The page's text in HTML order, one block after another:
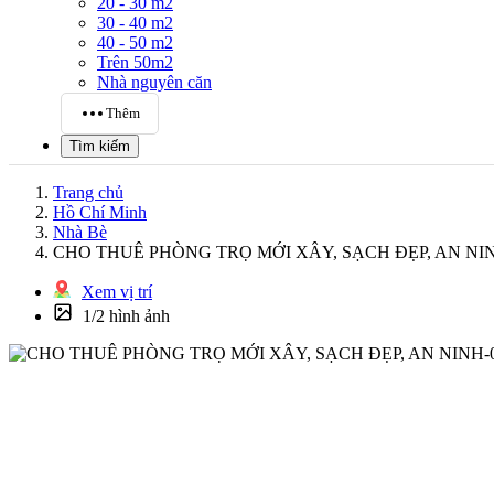
30 - 40 m2
40 - 50 m2
Trên 50m2
Nhà nguyên căn
Thêm
Tìm kiếm
Trang chủ
Hồ Chí Minh
Nhà Bè
CHO THUÊ PHÒNG TRỌ MỚI XÂY, SẠCH ĐẸP, AN
Xem vị trí
1/2 hình ảnh